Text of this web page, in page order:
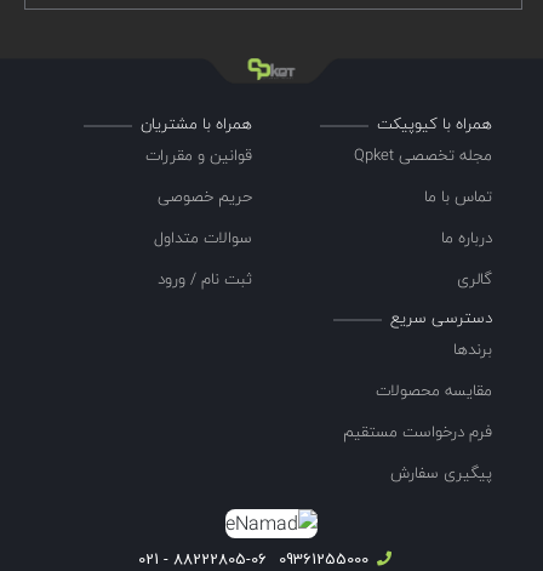
همراه با کیوپیکت
مجله تخصصی Qpket
تماس با ما
درباره ما
گالری
همراه با مشتریان
قوانین و مقررات
حریم خصوصی
سوالات متداول
ثبت نام / ورود
دسترسی سریع
برندها
مقایسه محصولات
فرم درخواست مستقیم
پیگیری سفارش
09361255000
88222805-06 - 021